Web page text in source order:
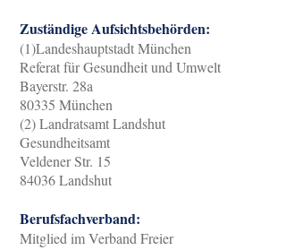
Zuständige Aufsichtsbehörden:
(1)Landeshauptstadt München
Referat für Gesundheit und Umwelt
Bayerstr. 28a
80335 München
(2) Landratsamt Landshut
Gesundheitsamt
Veldener Str. 15
84036 Landshut
Berufsfachverband:
Mitglied im Verband Freier